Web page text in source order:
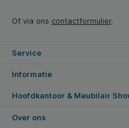
Of via ons contactformulier.
Service
Informatie
Hoofdkantoor & Meubilair
Over ons